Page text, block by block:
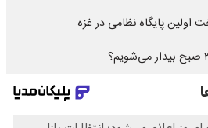
اولین پایگاه نظامی در غزه